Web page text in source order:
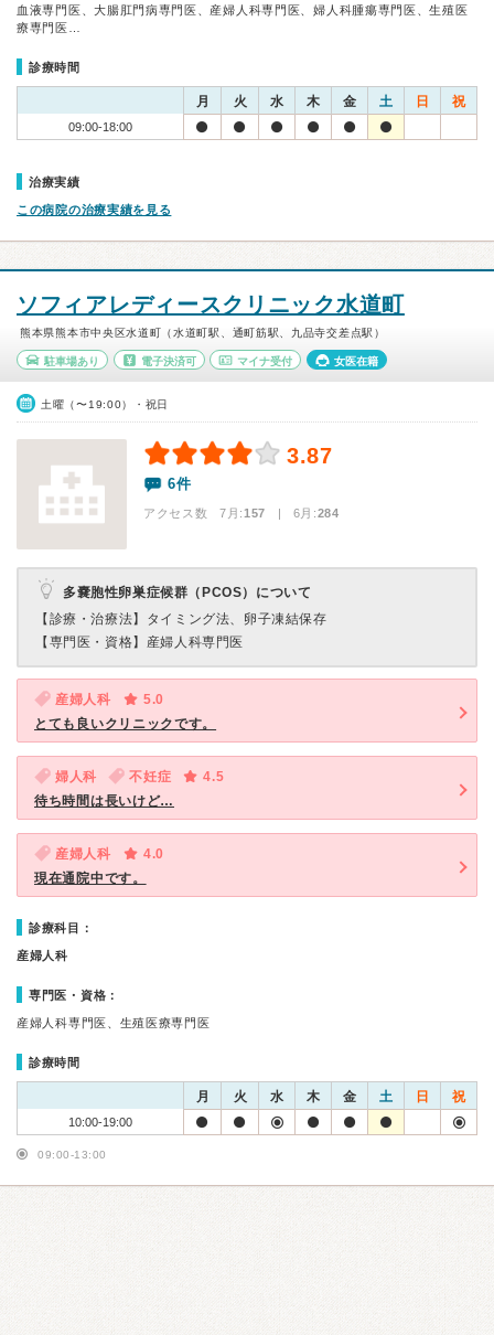
血液専門医、大腸肛門病専門医、産婦人科専門医、婦人科腫瘍専門医、生殖医
療専門医…
診療時間
月 火 水 木 金 土 日 祝
09:00-18:00
治療実績
この病院の治療実績を見る
ソフィアレディースクリニック水道町
熊本県熊本市中央区水道町（水道町駅、通町筋駅、九品寺交差点駅）
駐車場あり 電子決済可 マイナ受付 女医在籍
土曜（〜19:00）・祝日
3.87
6件
アクセス数 7月:157 | 6月:284
多嚢胞性卵巣症候群（PCOS）について
【診療・治療法】 タイミング法、卵子凍結保存
【専門医・資格】 産婦人科専門医
産婦人科
5.0
とても良いクリニックです。
婦人科 不妊症
4.5
待ち時間は長いけど…
産婦人科
4.0
現在通院中です。
診療科目：
産婦人科
専門医・資格：
産婦人科専門医、生殖医療専門医
診療時間
月 火 水 木 金 土 日 祝
10:00-19:00
09:00-13:00